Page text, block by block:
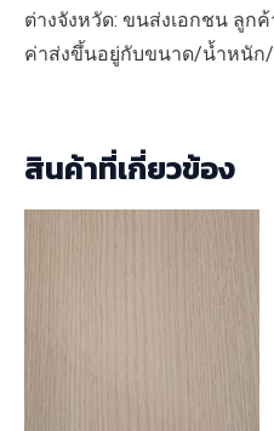
ต่างจังหวัด: ขนส่งเอกชน ลูก
ค่าส่งขึ้นอยู่กับขนาด/น้ำหนัก/
สินค้าที่เกี่ยวข้อง